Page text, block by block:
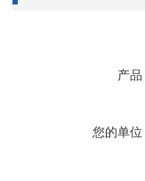
产品
您的单位